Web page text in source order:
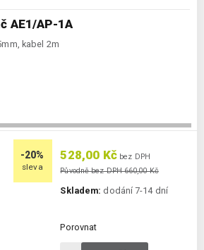
AE1/AP-1A
kabel 2m
-20%
sleva
528,00 Kč bez DPH
Původně bez DPH 660,00 Kč
Skladem: dodání 7-14 dní
Porovnat